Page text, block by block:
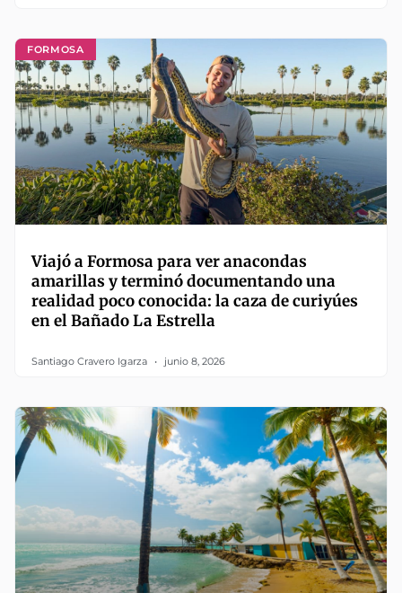
FORMOSA
Viajó a Formosa para ver anacondas
amarillas y terminó documentando una
realidad poco conocida: la caza de curiyúes
en el Bañado La Estrella
Santiago Cravero Igarza junio 8, 2026